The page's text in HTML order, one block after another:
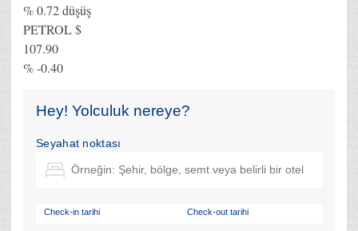
% 0.72 düşüş
PETROL $
107.90
% -0.40
Hey! Yolculuk nereye?
Seyahat noktası
Check-in tarihi Check-out tarihi